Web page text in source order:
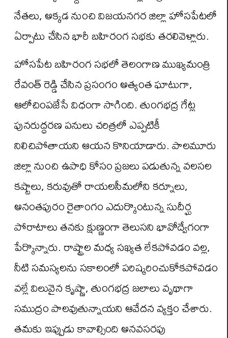
నేతలు, అక్కడ నుంచి విజయనగర జిల్లా హోసపేటలో
ఏర్పాటు చేసిన భారీ బహిరంగ సభకు తరలివెళ్లారు.
హోసపేట బహిరంగ సభలో తెలంగాణ ముఖ్యమంత్రి
రేవంత్ రెడ్డి చేసిన ప్రసంగం అత్యంత ఘాటుగా,
ఆలోచింపజేసే విధంగా సాగింది. తుంగభద్ర గేట్ల
పునరుద్ధరణ పనులు చరిత్రలో ఎప్పటికీ
నిలిచిపోతాయని ఆయన కొనియాడారు. పాలమూరు
జిల్లా నుంచి ఉపాధి కోసం ప్రజలు పడుతున్న వలసల
కష్టాలు, కరువుతో రాయలసీమలోని కర్నూలు,
అనంతపురం రైతాంగం ఎదుర్కొంటున్న సుదీర్ఘ
పోరాటాలు తనకు క్షుణ్ణంగా తెలుసని భావోద్వేగంగా
పేర్కొన్నారు. రాష్ట్రాల మధ్య సఖ్యత లేకపోవడం వల్ల,
నీటి సమస్యలను సకాలంలో పరిష్కరించుకోకపోవడం
వల్లే విలువైన కృష్ణా, తుంగభద్ర జలాలు వృథాగా
సముద్రం పాలవుతున్నాయని ఆవేదన వ్యక్తం చేశారు.
తమకు ఇప్పుడు కావాల్సింది అనవసరపు